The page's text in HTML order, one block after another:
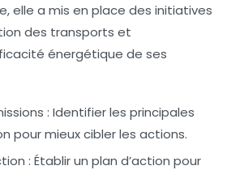
elle a mis en place des initiatives
des transports et
énergétique de ses
: Identifier les principales
pour mieux cibler les actions.
: Établir un plan d’action pour